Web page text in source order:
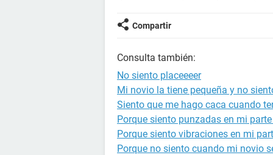
Compartir
Consulta también:
No siento placeeeer
Mi novio la tiene pequeña y no
Siento que me hago caca cuando
Porque siento punzadas en mi
Porque siento vibraciones en mi
Porque no siento cuando mi novio